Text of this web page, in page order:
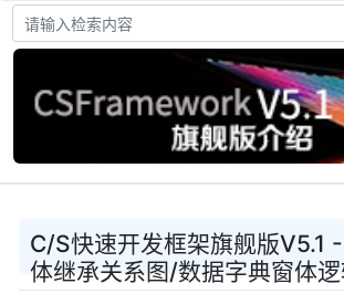
C/S快速开发框架旗舰版V5.1
体继承关系图/数据字典窗体